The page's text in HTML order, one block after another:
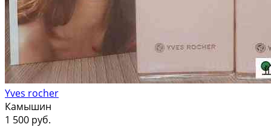
Yves rocher
Камышин
1 500 руб.